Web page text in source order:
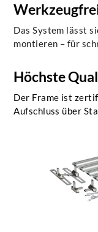
Das System lässt
montieren – für
Höchste
Der Frame ist
Aufschluss über